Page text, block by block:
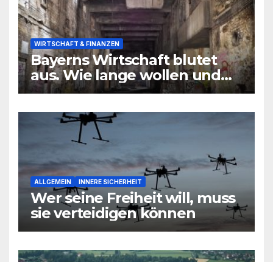
WIRTSCHAFT & FINANZEN
Bayerns Wirtschaft blutet
aus. Wie lange wollen und
können wir uns den
noch leisten?
ALLGEMEIN INNERE SICHERHEIT
Wer seine Freiheit will, muss
sie verteidigen können